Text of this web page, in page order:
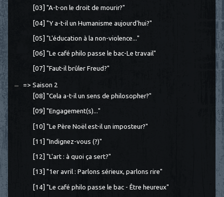
[03] "A-t-on le droit de mourir?"
[04] "Y a-t-il un Humanisme aujourd'hui?"
[05] "L'éducation à la non-violence..."
[06] "Le café philo passe le bac-Le travail"
[07] "Faut-il brûler Freud?"
=> Saison 2
[08] "Cela a-t-il un sens de philosopher?"
[09] "Engagement(s)..."
[10] "Le Père Noël est-il un imposteur?"
[11] "Indignez-vous (?)"
[12] "L'art : à quoi ça sert?"
[13] "1er avril : Parlons sérieux, parlons rire"
[14] "Le café philo passe le bac - Être heureux"